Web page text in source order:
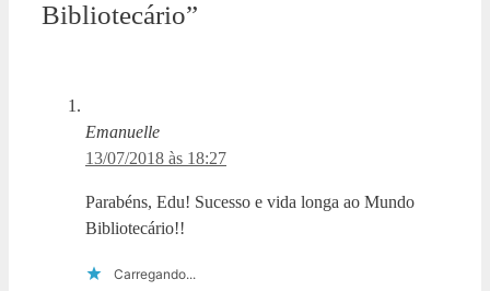
Bibliotecário”
Emanuelle
13/07/2018 às 18:27
Parabéns, Edu! Sucesso e vida longa ao Mundo
Bibliotecário!!
Carregando...